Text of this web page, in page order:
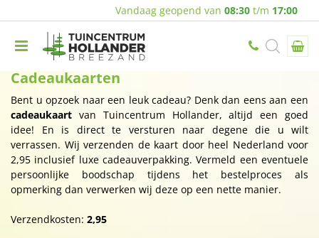
Vandaag geopend van 08:30 t/m 17:00
Cadeaukaarten
Bent u opzoek naar een leuk cadeau? Denk dan eens aan een
cadeaukaart van Tuincentrum Hollander, altijd een goed
idee! En is direct te versturen naar degene die u wilt
verrassen. Wij verzenden de kaart door heel Nederland voor
2,95 inclusief luxe cadeauverpakking. Vermeld een eventuele
persoonlijke boodschap tijdens het bestelproces als
opmerking dan verwerken wij deze op een nette manier.
Verzendkosten: 2,95